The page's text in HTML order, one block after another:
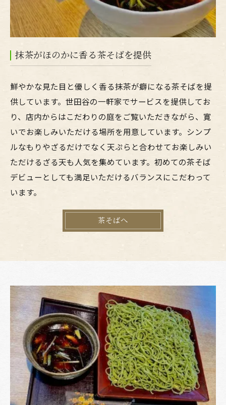
抹茶がほのかに香る茶そばを提供
鮮やかな見た目と優しく香る抹茶が癖になる茶そばを提
供しています。世田谷の一軒家でサービスを提供してお
り、店内からはこだわりの庭をご覧いただきながら、寛
いでお楽しみいただける場所を用意しています。シンプ
ルなもりやざるだけでなく天ぷらと合わせてお楽しみい
ただけるざる天も人気を集めています。初めての茶そば
デビューとしても満足いただけるバランスにこだわって
います。
茶そばへ